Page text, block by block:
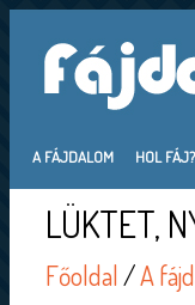
A FÁJDALOM HOL FÁJ?
LÜKTET,
Főoldal/A